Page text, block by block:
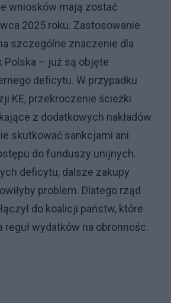
wniosków mają zostać
2025 roku. Zastosowanie
szczególne znaczenie dla
Polska – już są objęte
deficytu. W przypadku
KE, przekroczenie ścieżki
z dodatkowych nakładów
skutkować sankcjami ani
do funduszy unijnych.
deficytu, dalsze zakupy
problem. Dlatego rząd
do koalicji państw, które
wydatków na obronnośc.